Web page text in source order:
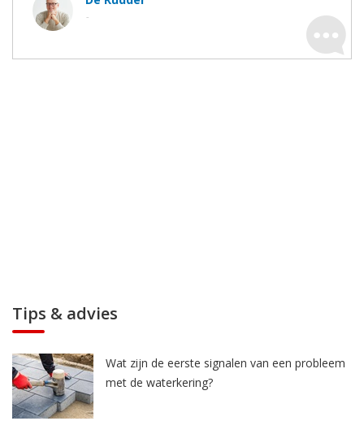
-
Tips & advies
Wat zijn de eerste signalen van een probleem
met de waterkering?